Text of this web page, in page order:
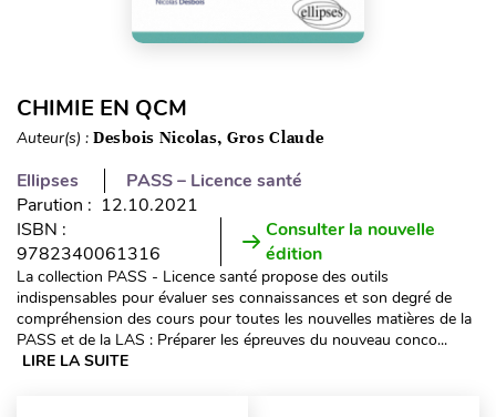
CHIMIE EN QCM
Auteur(s) : Desbois Nicolas, Gros Claude
Ellipses
PASS – Licence santé
Parution : 12.10.2021
ISBN :
9782340061316
Consulter la nouvelle
édition
La collection PASS - Licence santé propose des outils
indispensables pour évaluer ses connaissances et son degré de
compréhension des cours pour toutes les nouvelles matières de la
PASS et de la LAS : Préparer les épreuves du nouveau conco...
LIRE LA SUITE